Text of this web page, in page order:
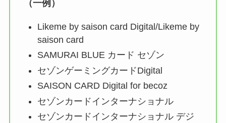
（一例）
Likeme by saison card Digital/Likeme by
saison card
SAMURAI BLUE カード セゾン
セゾンゲーミングカードDigital
SAISON CARD Digital for becoz
セゾンカードインターナショナル
セゾンカードインターナショナル デジ